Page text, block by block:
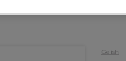
Gelish